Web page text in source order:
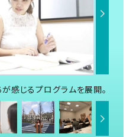
感じるプログラムを展開。